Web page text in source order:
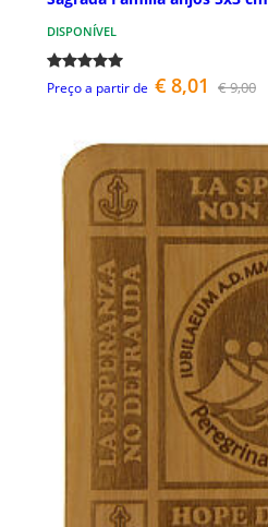
DISPONÍVEL
Preço a partir de € 8,01 € 9,00